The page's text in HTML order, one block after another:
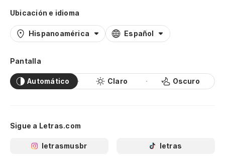
Ubicación e idioma
Hispanoamérica Español
Pantalla
Automático Claro Oscuro
Sigue a Letras.com
letrasmusbr letras